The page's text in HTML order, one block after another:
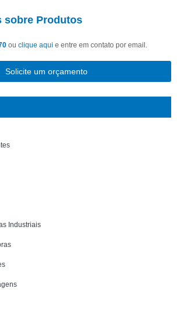
sobre Produtos
ou clique aqui e entre em contato por email.
Solicite um orçamento
Industriais